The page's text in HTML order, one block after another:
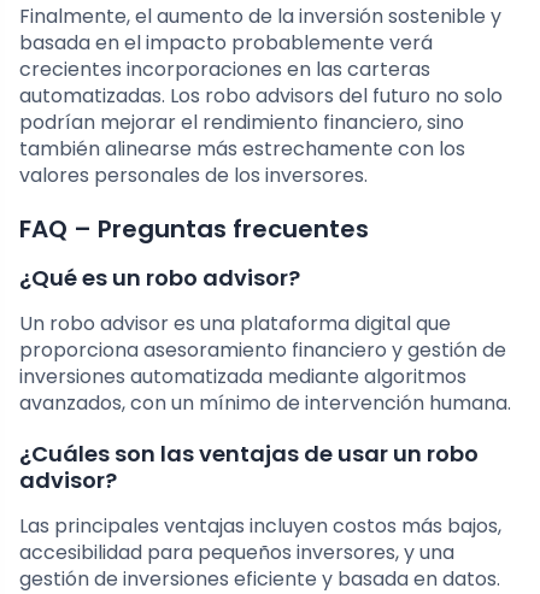
Finalmente, el aumento de la inversión sostenible y
basada en el impacto probablemente verá
crecientes incorporaciones en las carteras
automatizadas. Los robo advisors del futuro no solo
podrían mejorar el rendimiento financiero, sino
también alinearse más estrechamente con los
valores personales de los inversores.
FAQ – Preguntas frecuentes
¿Qué es un robo advisor?
Un robo advisor es una plataforma digital que
proporciona asesoramiento financiero y gestión de
inversiones automatizada mediante algoritmos
avanzados, con un mínimo de intervención humana.
¿Cuáles son las ventajas de usar un robo
advisor?
Las principales ventajas incluyen costos más bajos,
accesibilidad para pequeños inversores, y una
gestión de inversiones eficiente y basada en datos.